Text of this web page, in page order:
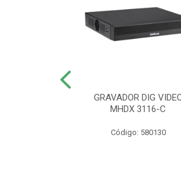
GRAVADOR DIG
MHDX 3116-C
Código: 580130